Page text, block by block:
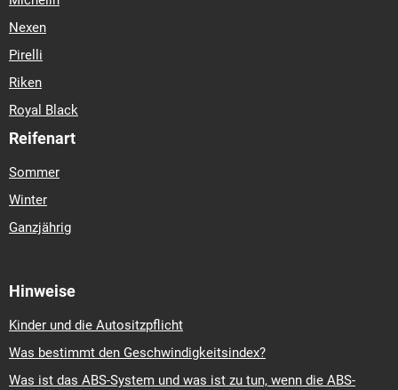
Nexen
Pirelli
Riken
Royal Black
Reifenart
Sommer
Winter
Ganzjährig
Hinweise
Kinder und die Autositzpflicht
Was bestimmt den Geschwindigkeitsindex?
Was ist das ABS-System und was ist zu tun, wenn die ABS-